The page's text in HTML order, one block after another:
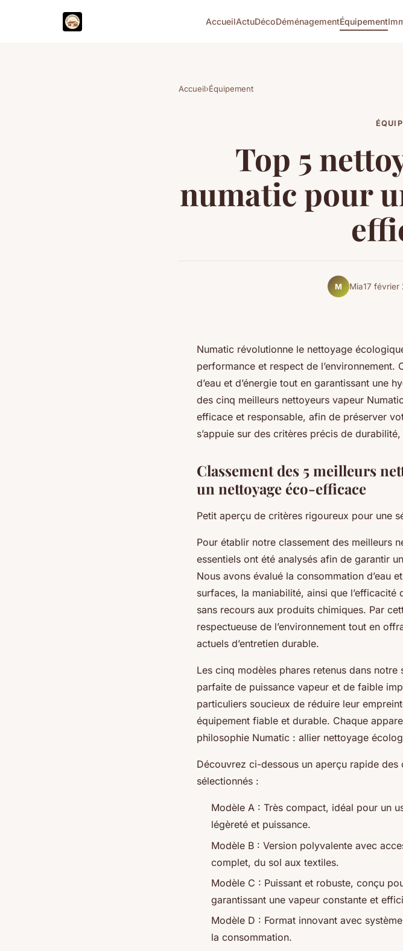
AccueilActuDécoDéménagementÉquipement
Accueil›Équipement
Top 5
numatic pour
M Mia17 février
Numatic révolutionne le nettoyage
performance et respect de
d’eau et d’énergie tout en garantissant une
des cinq meilleurs nettoyeurs vapeur
efficace et responsable, afin de préserver
s’appuie sur des critères précis de
Classement des 5 meilleurs
un nettoyage éco-efficace
Petit aperçu de critères rigoureux pour une
Pour établir notre classement des meilleurs
essentiels ont été analysés afin de garantir
Nous avons évalué la consommation d’eau
surfaces, la maniabilité, ainsi que
sans recours aux produits chimiques. Par
respectueuse de l’environnement tout en
actuels d’entretien durable.
Les cinq modèles phares retenus dans
parfaite de puissance vapeur et de faible
particuliers soucieux de réduire leur
équipement fiable et durable. Chaque
philosophie Numatic : allier nettoyage
Découvrez ci-dessous un aperçu rapide
sélectionnés :
Modèle A : Très compact, idéal pour un
légèreté et puissance.
Modèle B : Version polyvalente avec
complet, du sol aux textiles.
Modèle C : Puissant et robuste, conçu
garantissant une vapeur constante et
Modèle D : Format innovant avec
la consommation.